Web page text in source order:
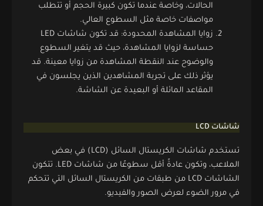
الحالات، وخاصة عندما تكون كبيرة الحجم أو تتطلب
مواصفات خاصة مثل السطوع العالي.
زوايا المشاهدة المحدودة: قد تكون شاشات LED
حساسة لزوايا المشاهدة، حيث قد يتغير السطوع
والوضوح عند النقطة المشاهدة من زوايا معينة. قد
يؤثر ذلك على تجربة المشاهدين الذين يجلسون في
المقاعد المائلة أو البعيدة عن الشاشة.
شاشات LCD
تستخدم شاشات الكريستال السائل (LCD) في بعض
الملاعب، وتكون عادةً أقل سطوعًا من شاشات LED. تتكون
الشاشات LCD من طبقات من الكريستال السائل التي تتحكم
في مرور الضوء لعرض الصور والفيديو.